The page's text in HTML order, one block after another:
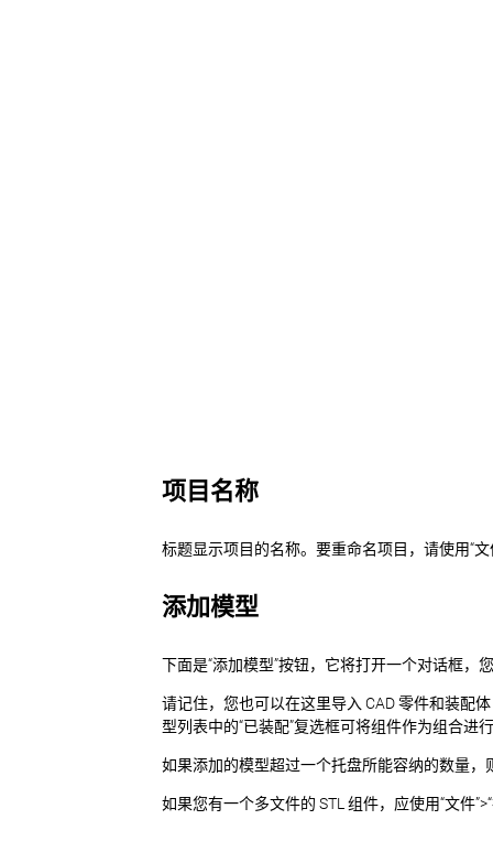
项目名称
标题显示项目的名称。要重命名项目，请使用“文
添加模型
下面是“添加模型”按钮，它将打开一个对话框
请记住，您也可以在这里导入 CAD 零件和装配
型列表中的“已装配”复选框可将组件作为组合进
如果添加的模型超过一个托盘所能容纳的数量，
如果您有一个多文件的 STL 组件，应使用“文件